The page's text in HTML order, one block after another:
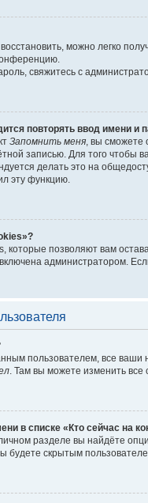
можно легко
свяжитесь с
повторять ввод имени и
Запомнить меня , вы
записью. Для того
делать это на
эту функцию.
которые позволяют вам
администратором.
пользователем, все
. Там вы можете изменить все
в списке «Кто сейчас на
разделе вы найдёте
будете скрытым